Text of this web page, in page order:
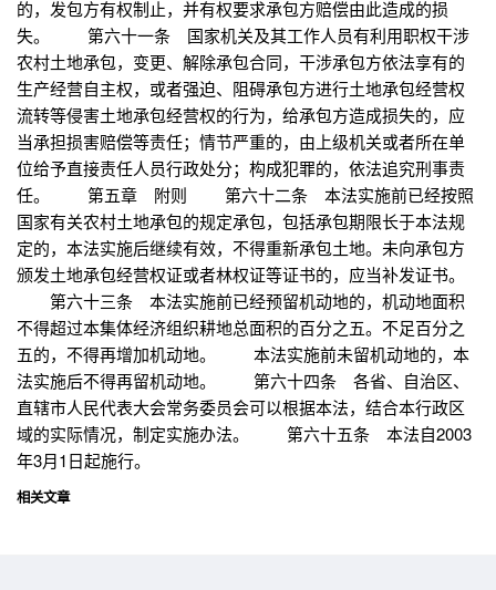
的，发包方有权制止，并有权要求承包方赔偿由此造成的损
失。 第六十一条 国家机关及其工作人员有利用职权干涉
农村土地承包，变更、解除承包合同，干涉承包方依法享有的
生产经营自主权，或者强迫、阻碍承包方进行土地承包经营权
流转等侵害土地承包经营权的行为，给承包方造成损失的，应
当承担损害赔偿等责任；情节严重的，由上级机关或者所在单
位给予直接责任人员行政处分；构成犯罪的，依法追究刑事责
任。 第五章 附则 第六十二条 本法实施前已经按照
国家有关农村土地承包的规定承包，包括承包期限长于本法规
定的，本法实施后继续有效，不得重新承包土地。未向承包方
颁发土地承包经营权证或者林权证等证书的，应当补发证书。
第六十三条 本法实施前已经预留机动地的，机动地面积
不得超过本集体经济组织耕地总面积的百分之五。不足百分之
五的，不得再增加机动地。 本法实施前未留机动地的，本
法实施后不得再留机动地。 第六十四条 各省、自治区、
直辖市人民代表大会常务委员会可以根据本法，结合本行政区
域的实际情况，制定实施办法。 第六十五条 本法自2003
年3月1日起施行。
相关文章